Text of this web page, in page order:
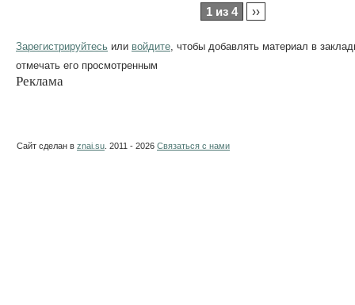
1 из 4 ››
Зарегистрируйтесь или войдите , чтобы добавлять материал в
отмечать его просмотренным
Реклама
Сайт сделан в znai.su . 2011 - 2026 Связаться с нами